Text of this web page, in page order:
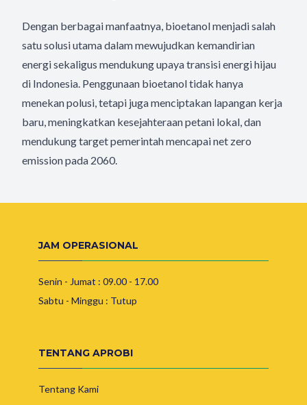
Dengan berbagai manfaatnya, bioetanol menjadi salah
satu solusi utama dalam mewujudkan kemandirian
energi sekaligus mendukung upaya transisi energi hijau
di Indonesia. Penggunaan bioetanol tidak hanya
menekan polusi, tetapi juga menciptakan lapangan kerja
baru, meningkatkan kesejahteraan petani lokal, dan
mendukung target pemerintah mencapai net zero
emission pada 2060.
JAM OPERASIONAL
Senin - Jumat : 09.00 - 17.00
Sabtu - Minggu : Tutup
TENTANG APROBI
Tentang Kami